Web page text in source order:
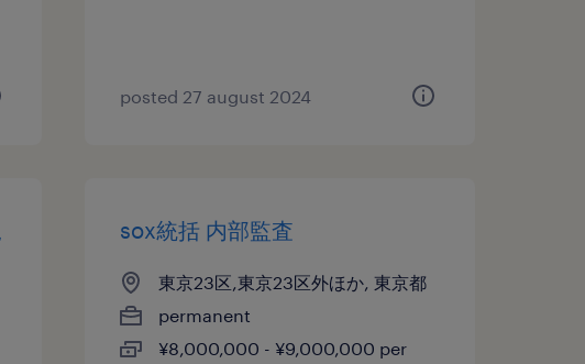
posted 27 august 2024
sox統括 内部監査
東京23区,東京23区外ほか, 東京都
permanent
¥8,000,000 - ¥9,000,000 per